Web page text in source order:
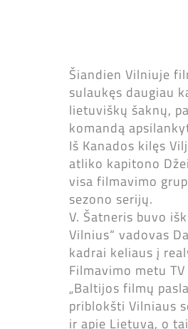
Šiandien Vilniuje
sulaukęs daugiau
lietuviškų šaknų,
komandą
Iš Kanados kilęs
atliko kapitono
visa filmavimo
sezono serijų.
V. Šatneris buvo
Vilnius“ vadovas
kadrai keliaus į
Filmavimo metu
„Baltijos filmų
priblokšti Vilniaus
ir apie Lietuvą, o